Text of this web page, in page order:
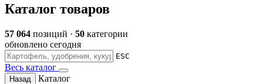
Каталог товаров
57 064 позиций · 50 категории
обновлено сегодня
ESC
Весь каталог
Назад
Каталог